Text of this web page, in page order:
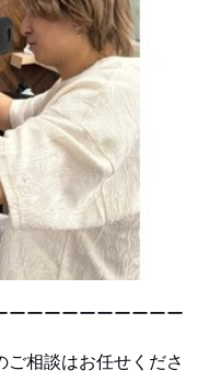
ーーーーーーーーーー
相談はお任せくださ